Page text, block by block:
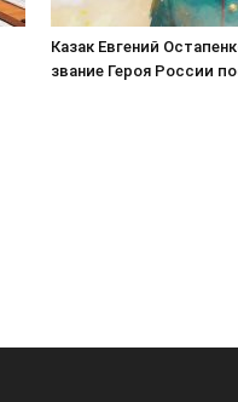
Казак Евгений
звание Героя России